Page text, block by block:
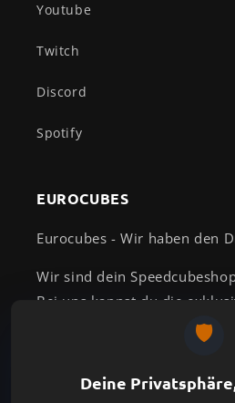
Youtube
Twitch
Discord
Spotify
EUROCUBES
Eurocubes - Wir haben den
Wir sind dein
Bei uns kannst du die
kaufen und findest passend